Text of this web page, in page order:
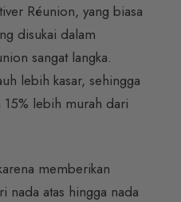
Réunion, yang biasa
disukai dalam
sangat langka.
lebih kasar, sehingga
15% lebih murah dari
memberikan
nada atas hingga nada